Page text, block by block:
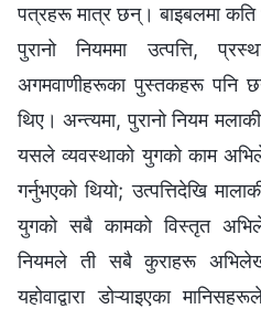
पत्रहरू मात्र छन्। बाइबलमा कति
पुरानो नियममा उत्पत्ति,
अगमवाणीहरूका पुस्तकहरू
थिए। अन्त्यमा, पुरानो नियम
यसले व्यवस्थाको युगको काम
गर्नुभएको थियो; उत्पत्तिदेखि
युगको सबै कामको विस्तृत
नियमले ती सबै कुराहरू
यहोवाद्वारा डोऱ्याइएका